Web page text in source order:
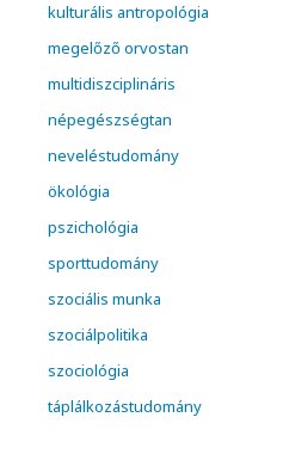
kulturális antropológia
megelőző orvostan
multidiszciplináris
népegészségtan
neveléstudomány
ökológia
pszichológia
sporttudomány
szociális munka
szociálpolitika
szociológia
táplálkozástudomány